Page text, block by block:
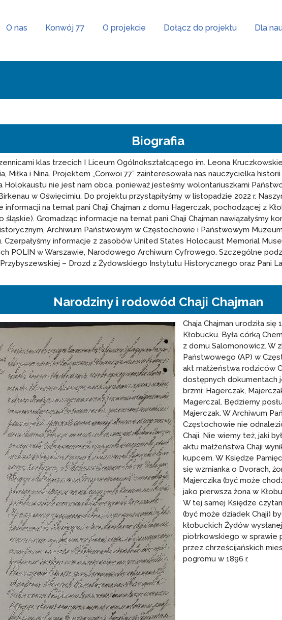
O nas Konwój 77 O projekcie Dołącz do projektu Dla
Biografia
klas trzecich I Liceum Ogólnokształcącego im. Leona
Miłka i Nina. Projektem „Conwoi 77” zainteresowała nas nauczycielka
Holokaustu nie jest nam obca, ponieważ jesteśmy wolontariuszkami
w Oświęcimiu. Do projektu przystąpiłyśmy w listopadzie 2022 r.
informacji na temat pani Chaji Chajman z domu Hagerczak, pochodzącej z
Gromadząc informacje na temat pani Chaji Chajman nawiązałyśmy
Archiwum Państwowym w Częstochowie i Państwowym
Czerpałyśmy informacje z zasobów United States Holocaust Memorial
POLIN w Warszawie, Narodowego Archiwum Cyfrowego. Szczególne
Przybyszewskiej – Drozd z Żydowskiego Instytutu Historycznego oraz Pani
Narodziny i rodowód Chaji Chajman
Chaja Chajman urodziła się
Kłobucku. Była córką
z domu Salomonowicz. W
Państwowego (AP) w
akt małżeństwa rodziców
dostępnych dokumentach
brzmi: Hagerczak,
Magerczal. Będziemy
Majerczak. W Archiwum
Częstochowie nie
Chaji. Nie wiemy też, jaki
aktu małżeństwa Chaji
kupcem. W Księdze
się wzmianka o Dvorach,
Majerczika (być może
jako pierwsza żona w
W tej samej Księdze
(być może dziadek Chaji)
kłobuckich Żydów
piotrkowskiego w sprawie
przez chrześcijańskich
pogromu w 1896 r.